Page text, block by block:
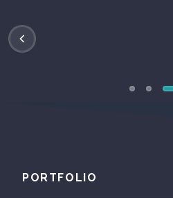
PORTFOLIO